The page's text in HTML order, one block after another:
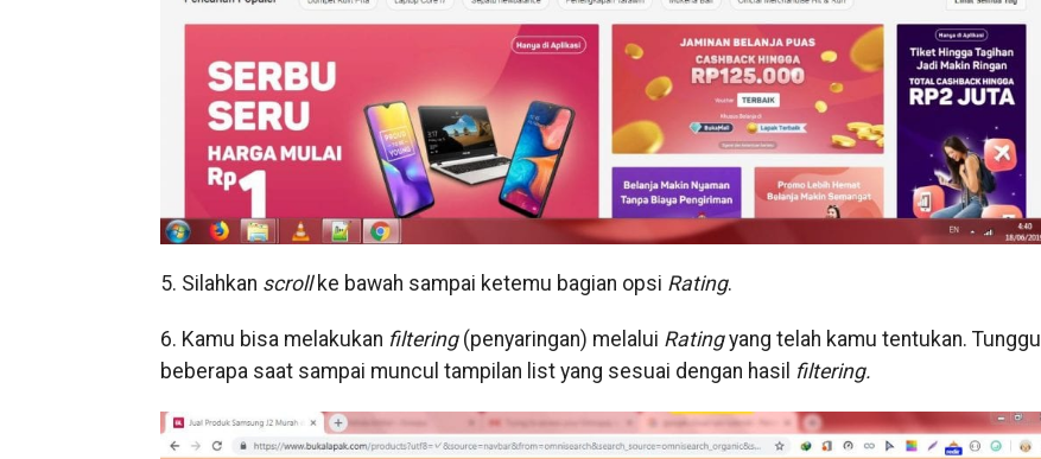
5. Silahkan scrollke bawah sampai ketemu bagian opsi Rating.
6. Kamu bisa melakukan filtering(penyaringan) melalui Ratingyang telah kamu tentukan. Tunggu
beberapa saat sampai muncul tampilan list yang sesuai dengan hasil filtering.